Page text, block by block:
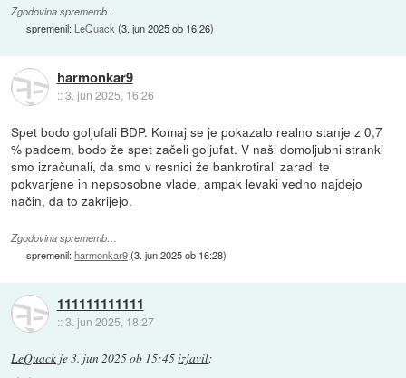
Zgodovina sprememb…
spremenil: LeQuack (3. jun 2025 ob 16:26)
harmonkar9
::3. jun 2025, 16:26
Spet bodo goljufali BDP. Komaj se je pokazalo realno stanje z 0,7
% padcem, bodo že spet začeli goljufat. V naši domoljubni stranki
smo izračunali, da smo v resnici že bankrotirali zaradi te
pokvarjene in nepsosobne vlade, ampak levaki vedno najdejo
način, da to zakrijejo.
Zgodovina sprememb…
spremenil:harmonkar9(3. jun 2025 ob 16:28)
111111111111
::3. jun 2025, 18:27
LeQuack je3. jun 2025 ob 15:45izjavil: